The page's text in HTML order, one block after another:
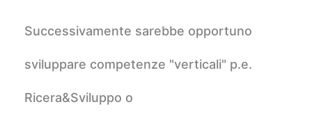
Successivamente sarebbe opportuno
sviluppare competenze "verticali" p.e.
Ricera&Sviluppo o